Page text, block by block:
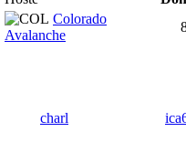
Colorado
Avalanche
charl